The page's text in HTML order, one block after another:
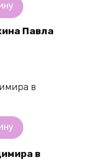
Павла
в